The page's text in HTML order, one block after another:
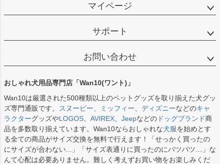
マイページ
サポート
お問い合わせ
おしゃれ犬用品専門店「Wan10(ワント)」
Wan10は厳選された500種類以上のペットグッズを取り揃えた犬グッ
ズ専門通販です。
スヌーピー ミッフィー ディズニーなどのキャ
ラクターグッズやLOGOS AVIREX Jeepなどの ドッグブランド商
品を多数取り揃えています。Wan10ならおしゃれな犬服を始めとす
る全ての商品がサイズ交換を無料で行えます！「せっかく買ったの
にサイズが合わない...」「サイズ表通りに買ったのにパツパツ…」な
んて心配は必要ありません。難しく考えずお買い物をお楽しみくだ